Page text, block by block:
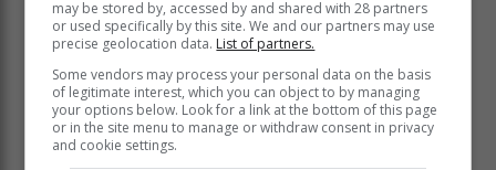
7. Settlers High School - 234 eenhede
8. Hoërskool Bergvliet - 233 eenhede
9. Langenhoven Gimnasium - 218 eenhede
10. Hoërskool George - 194 eenhede
So sê die WKBS:
may be stored by, accessed by and shared with 28 partners
or used specifically by this site. We and our partners may use
precise geolocation data. List of partners.
Some vendors may process your personal data on the basis
of legitimate interest, which you can object to by managing
your options below. Look for a link at the bottom of this page
or in the site menu to manage or withdraw consent in privacy
and cookie settings.